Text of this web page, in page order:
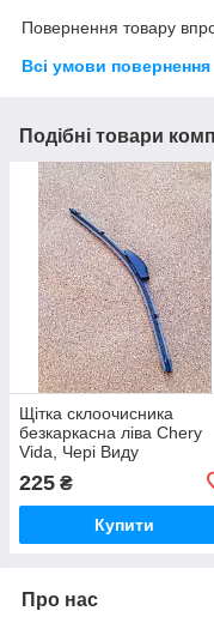
Повернення товару
Всі умови повернення
Подібні товари
Щітка склоочисника
безкаркасна ліва Chery
Vida, Чері Виду
225 ₴
Купити
Про нас